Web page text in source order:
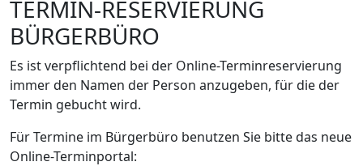
TERMIN-RESERVIERUNG
BÜRGERBÜRO
Es ist verpflichtend bei der Online-Terminreservierung
immer den Namen der Person anzugeben, für die der
Termin gebucht wird.
Für Termine im Bürgerbüro benutzen Sie bitte das neue
Online-Terminportal: